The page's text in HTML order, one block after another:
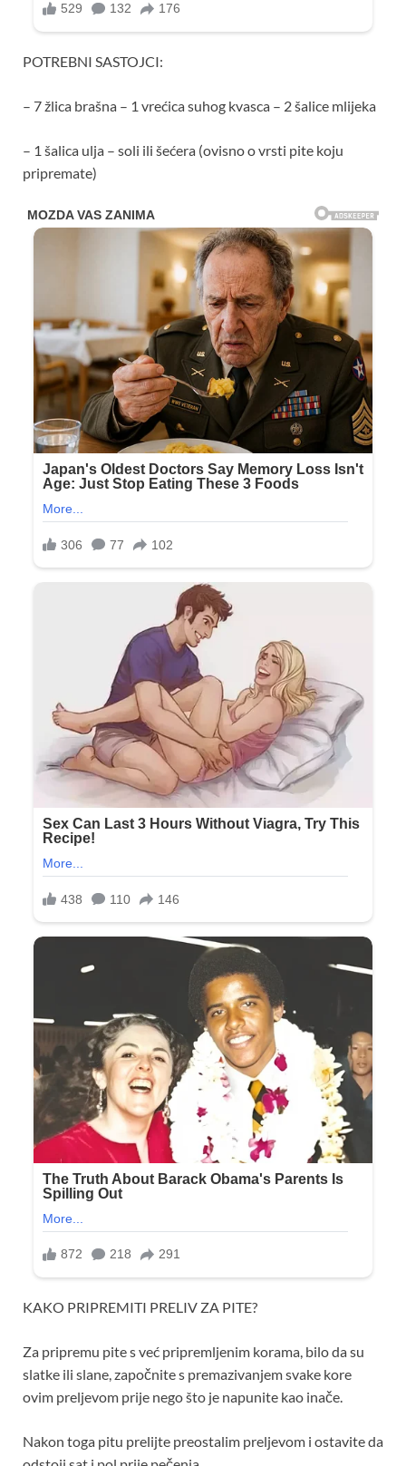
POTREBNI SASTOJCI:
– 7 žlica brašna – 1 vrećica suhog kvasca – 2 šalice mlijeka
– 1 šalica ulja – soli ili šećera (ovisno o vrsti pite koju
pripremate)
KAKO PRIPREMITI PRELIV ZA PITE?
Za pripremu pite s već pripremljenim korama, bilo da su
slatke ili slane, započnite s premazivanjem svake kore
ovim preljevom prije nego što je napunite kao inače.
Nakon toga pitu prelijte preostalim preljevom i ostavite da